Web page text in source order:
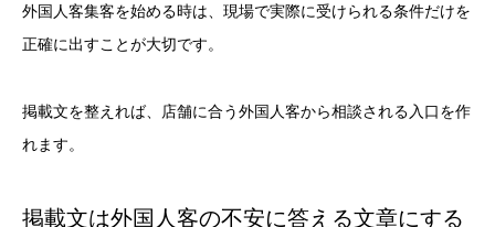
外国人客集客を始める時は、現場で実際に受けられる条件だけを
正確に出すことが大切です。
掲載文を整えれば、店舗に合う外国人客から相談される入口を作
れます。
掲載文は外国人客の不安に答える文章にする